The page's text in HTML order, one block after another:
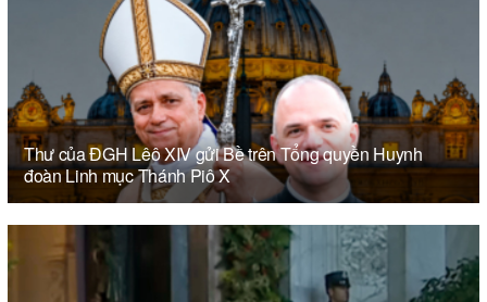
Thư của ĐGH Lêô XIV gửi Bề trên Tổng quyền Huynh
đoàn Linh mục Thánh Piô X